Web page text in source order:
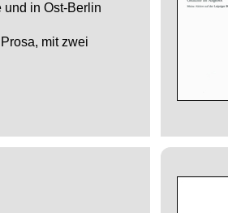
und in Ost-Berlin
mit zwei